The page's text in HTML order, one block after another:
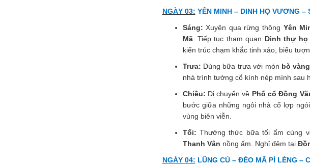
NGÀY 03: YÊN MINH – DINH HỌ VƯƠNG
Sáng: Xuyên qua rừng thông Yên
Mã. Tiếp tục tham quan Dinh thự họ
kiến trúc chạm khắc tinh xảo, biểu
Trưa: Dùng bữa trưa với món bò
nhà trình tường cổ kính nép mình sau
Chiều: Di chuyển về Phố cổ Đồng
bước giữa những ngôi nhà cổ lợp
vùng biên viễn.
Tối: Thưởng thức bữa tối ấm cúng
Thanh Vân nồng ấm. Nghỉ đêm tại
NGÀY 04: LŨNG CÚ – ĐÈO MÃ PÍ LÈNG –